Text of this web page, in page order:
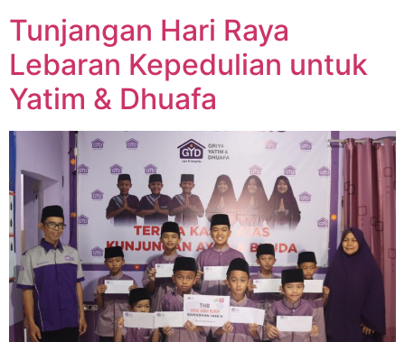
Tunjangan Hari Raya
Lebaran Kepedulian untuk
Yatim & Dhuafa